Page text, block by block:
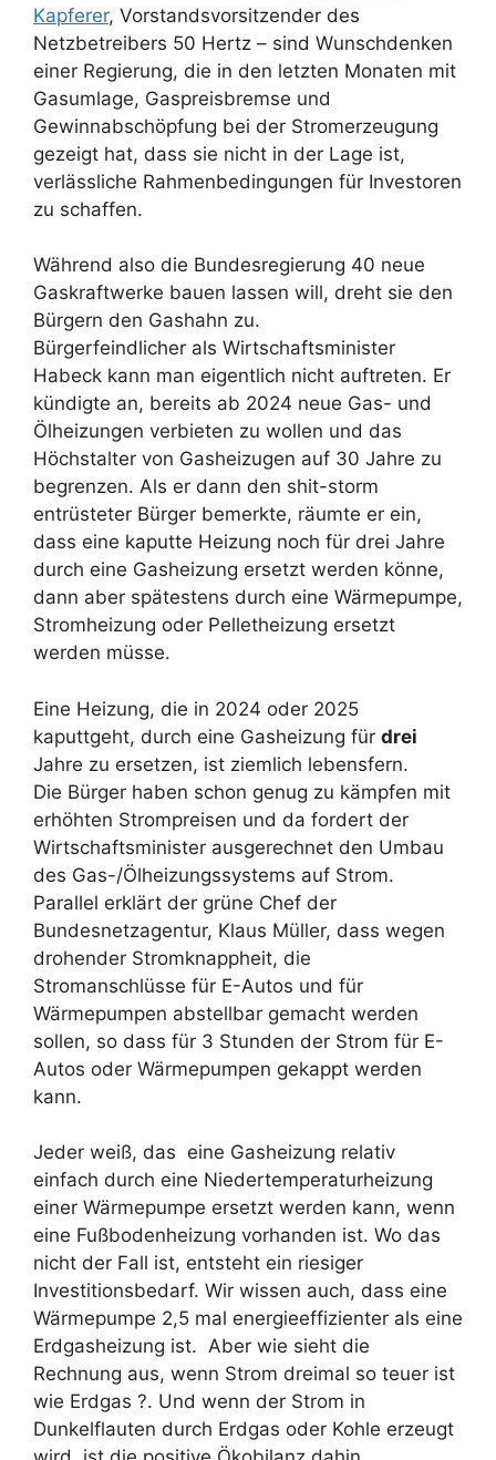
Kapferer, Vorstandsvorsitzender des
Netzbetreibers 50 Hertz – sind Wunschdenken
einer Regierung, die in den letzten Monaten mit
Gasumlage, Gaspreisbremse und
Gewinnabschöpfung bei der Stromerzeugung
gezeigt hat, dass sie nicht in der Lage ist,
verlässliche Rahmenbedingungen für Investoren
zu schaffen.
Während also die Bundesregierung 40 neue
Gaskraftwerke bauen lassen will, dreht sie den
Bürgern den Gashahn zu.
Bürgerfeindlicher als Wirtschaftsminister
Habeck kann man eigentlich nicht auftreten. Er
kündigte an, bereits ab 2024 neue Gas- und
Ölheizungen verbieten zu wollen und das
Höchstalter von Gasheizugen auf 30 Jahre zu
begrenzen. Als er dann den shit-storm
entrüsteter Bürger bemerkte, räumte er ein,
dass eine kaputte Heizung noch für drei Jahre
durch eine Gasheizung ersetzt werden könne,
dann aber spätestens durch eine Wärmepumpe,
Stromheizung oder Pelletheizung ersetzt
werden müsse.
Eine Heizung, die in 2024 oder 2025
kaputtgeht, durch eine Gasheizung für drei
Jahre zu ersetzen, ist ziemlich lebensfern.
Die Bürger haben schon genug zu kämpfen mit
erhöhten Strompreisen und da fordert der
Wirtschaftsminister ausgerechnet den Umbau
des Gas-/Ölheizungssystems auf Strom.
Parallel erklärt der grüne Chef der
Bundesnetzagentur, Klaus Müller, dass wegen
drohender Stromknappheit, die
Stromanschlüsse für E-Autos und für
Wärmepumpen abstellbar gemacht werden
sollen, so dass für 3 Stunden der Strom für E-
Autos oder Wärmepumpen gekappt werden
kann.
Jeder weiß, das eine Gasheizung relativ
einfach durch eine Niedertemperaturheizung
einer Wärmepumpe ersetzt werden kann, wenn
eine Fußbodenheizung vorhanden ist. Wo das
nicht der Fall ist, entsteht ein riesiger
Investitionsbedarf. Wir wissen auch, dass eine
Wärmepumpe 2,5 mal energieeffizienter als eine
Erdgasheizung ist. Aber wie sieht die
Rechnung aus, wenn Strom dreimal so teuer ist
wie Erdgas ?. Und wenn der Strom in
Dunkelflauten durch Erdgas oder Kohle erzeugt